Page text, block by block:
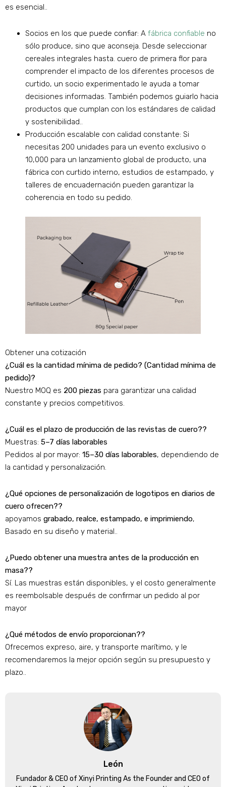
es esencial..
Socios en los que puede confiar: A fábrica confiable no
sólo produce, sino que aconseja. Desde seleccionar
cereales integrales hasta. cuero de primera flor para
comprender el impacto de los diferentes procesos de
curtido, un socio experimentado le ayuda a tomar
decisiones informadas. También podemos guiarlo hacia
productos que cumplan con los estándares de calidad
y sostenibilidad..
Producción escalable con calidad constante: Si
necesitas 200 unidades para un evento exclusivo o
10,000 para un lanzamiento global de producto, una
fábrica con curtido interno, estudios de estampado, y
talleres de encuadernación pueden garantizar la
coherencia en todo su pedido.
Obtener una cotización
¿Cuál es la cantidad mínima de pedido? (Cantidad mínima de
pedido)?
Nuestro MOQ es 200 piezas para garantizar una calidad
constante y precios competitivos.
¿Cuál es el plazo de producción de las revistas de cuero??
Muestras: 5–7 días laborables
Pedidos al por mayor: 15–30 días laborables, dependiendo de
la cantidad y personalización.
¿Qué opciones de personalización de logotipos en diarios de
cuero ofrecen??
apoyamos grabado, realce, estampado, e imprimiendo,
Basado en su diseño y material..
¿Puedo obtener una muestra antes de la producción en
masa??
Sí. Las muestras están disponibles, y el costo generalmente
es reembolsable después de confirmar un pedido al por
mayor
¿Qué métodos de envío proporcionan??
Ofrecemos expreso, aire, y transporte marítimo, y le
recomendaremos la mejor opción según su presupuesto y
plazo..
León
Fundador &CEO of Xinyi Printing As the Founder and CEO of